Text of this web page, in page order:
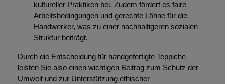
kultureller Praktiken bei. Zudem fördert es faire
Arbeitsbedingungen und gerechte Löhne für die
Handwerker, was zu einer nachhaltigeren sozialen
Struktur beiträgt.
Durch die Entscheidung für handgefertigte Teppiche
leisten Sie also einen wichtigen Beitrag zum Schutz der
Umwelt und zur Unterstützung ethischer